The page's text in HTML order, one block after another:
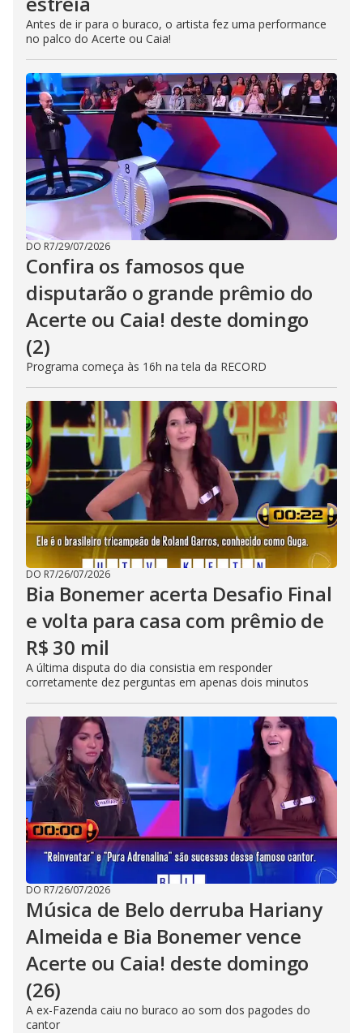
Antes de ir para o buraco, o artista fez uma performance
no palco do Acerte ou Caia!
DO R7/29/07/2026
Confira os famosos que
disputarão o grande prêmio do
Acerte ou Caia! deste domingo
(2)
Programa começa às 16h na tela da RECORD
DO R7/26/07/2026
Bia Bonemer acerta Desafio Final
e volta para casa com prêmio de
R$ 30 mil
A última disputa do dia consistia em responder
corretamente dez perguntas em apenas dois minutos
DO R7/26/07/2026
Música de Belo derruba Hariany
Almeida e Bia Bonemer vence
Acerte ou Caia! deste domingo
(26)
A ex-Fazenda caiu no buraco ao som dos pagodes do
cantor